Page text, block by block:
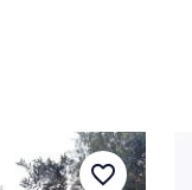
favorite_border